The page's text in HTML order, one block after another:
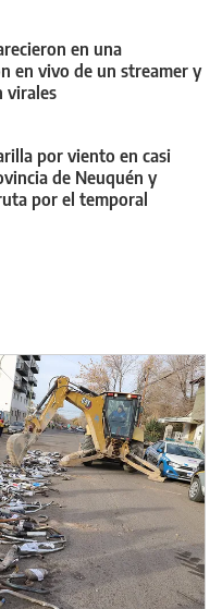
en una
en vivo de un streamer y
virales
por viento en casi
de Neuquén y
por el temporal